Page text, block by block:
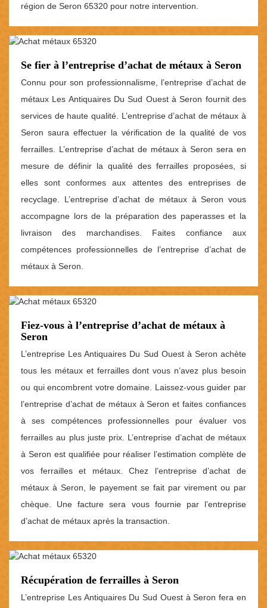
région de Seron 65320 pour notre intervention.
Se fier à l’entreprise d’achat de métaux à Seron
Connu pour son professionnalisme, l’entreprise d’achat de
métaux Les Antiquaires Du Sud Ouest à Seron fournit des
services de haute qualité. L’entreprise d’achat de métaux à
Seron saura effectuer la vérification de la qualité de vos
ferrailles. L’entreprise d’achat de métaux à Seron sera en
mesure de définir la qualité des ferrailles proposées, si
elles sont conformes aux attentes des entreprises de
recyclage. L’entreprise d’achat de métaux à Seron vous
accompagne lors de la préparation des paperasses et la
livraison des marchandises. Faites confiance aux
compétences professionnelles de l’entreprise d’achat de
métaux à Seron.
Fiez-vous à l’entreprise d’achat de métaux à
Seron
L’entreprise Les Antiquaires Du Sud Ouest à Seron achète
tous les métaux et ferrailles dont vous n’avez plus besoin
ou qui encombrent votre domaine. Laissez-vous guider par
l’entreprise d’achat de métaux à Seron et faites confiances
à ses compétences professionnelles pour évaluer vos
ferrailles au plus juste prix. L’entreprise d’achat de métaux
à Seron est qualifiée pour réaliser l’estimation complète de
vos ferrailles et métaux. Chez l’entreprise d’achat de
métaux à Seron, le payement se fait par virement ou par
chèque. Une facture sera vous fournie par l’entreprise
d’achat de métaux après la transaction.
Récupération de ferrailles à Seron
L’entreprise Les Antiquaires Du Sud Ouest à Seron fera en